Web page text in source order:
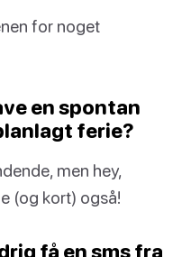
for noget
en spontan
ferie?
men hey,
(og kort) også!
få en sms fra